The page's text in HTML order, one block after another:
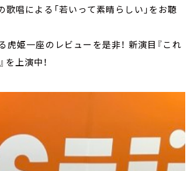
唱による「若いって素晴らしい」をお聴
姫一座のレビューを是非！ 新演目『これ
上演中！